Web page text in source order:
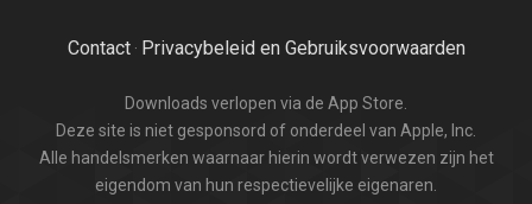
Contact· Privacybeleid en Gebruiksvoorwaarden
Downloads verlopen via de App Store.
Deze site is niet gesponsord of onderdeel van Apple, Inc.
Alle handelsmerken waarnaar hierin wordt verwezen zijn het
eigendom van hun respectievelijke eigenaren.